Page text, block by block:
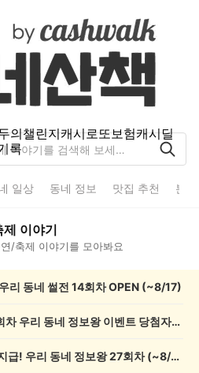
의챌린지캐시로또보험캐시딜
록
일상 동네 정보 맛집 추천 분
이야기
/축제 이야기를 모아봐요
리 동네 썰전 14회차 OPEN (~8/17)
💰[당첨자 발표] 26회차 우리 동네 정보왕 이벤트 당첨자를 발표합니다!
💸 전원 2,000캐시 지급! 우리 동네 정보왕 27회차 (~8/10)